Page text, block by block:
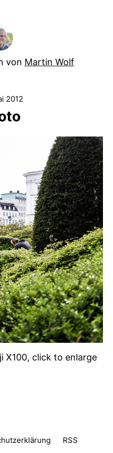
von Martin Wolf
2012
X100, click to enlarge
RSS